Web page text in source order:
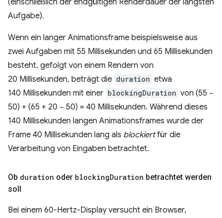
(einschließlich der endgültigen Renderdauer der längsten
Aufgabe).
Wenn ein langer Animationsframe beispielsweise aus
zwei Aufgaben mit 55 Millisekunden und 65 Millisekunden
besteht, gefolgt von einem Rendern von
20 Millisekunden, beträgt die duration etwa
140 Millisekunden mit einer blockingDuration von (55 −
50) + (65 + 20 − 50) = 40 Millisekunden. Während dieses
140 Millisekunden langen Animationsframes wurde der
Frame 40 Millisekunden lang als blockiertfür die
Verarbeitung von Eingaben betrachtet.
Ob duration oder blockingDuration betrachtet werden
soll
Bei einem 60-Hertz-Display versucht ein Browser,